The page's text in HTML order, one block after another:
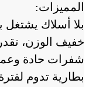
المميزات:
بلا أسلاك يشتغل
خفيف الوزن،
شفرات حادة
بطارية تدوم